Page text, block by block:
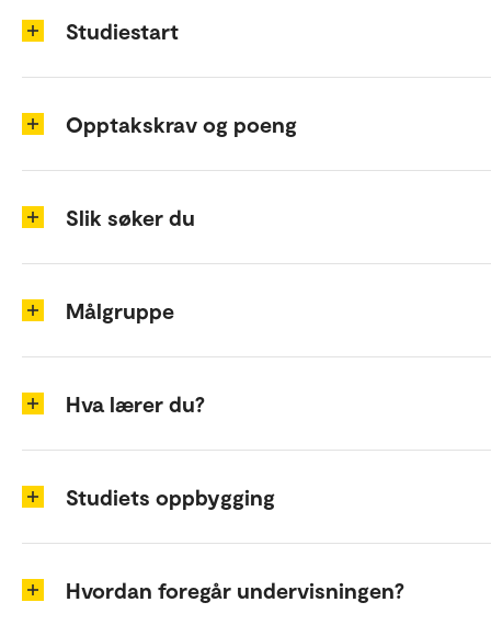
Studiestart
Opptakskrav og poeng
Slik søker du
Målgruppe
Hva lærer du?
Studiets oppbygging
Hvordan foregår undervisningen?